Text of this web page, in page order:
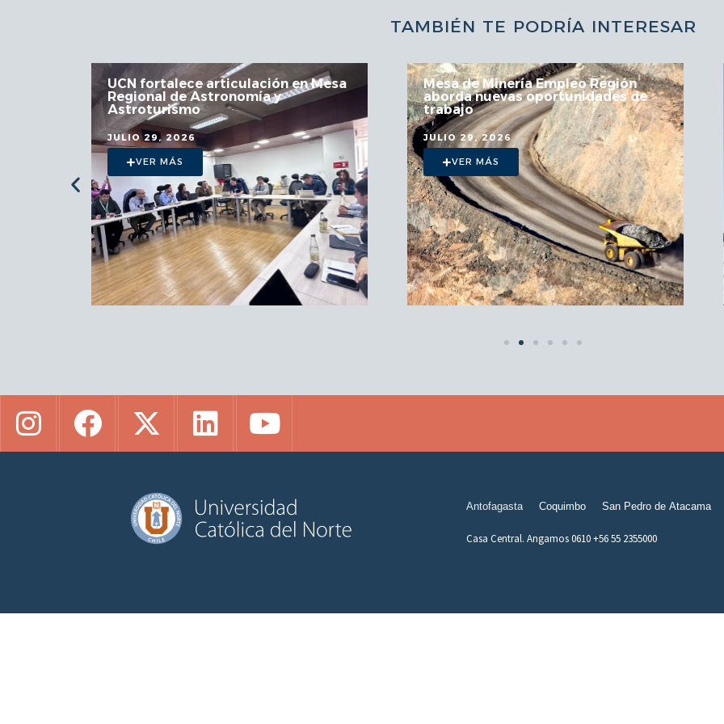
TAMBIÉN TE PODRÍA INTERESAR
UCN fortalece articulación en Mesa
Regional de Astronomía y
Astroturismo
JULIO 29, 2026
VER MÁS
Mesa de Minería Empleo Región
aborda nuevas oportunidades de
trabajo
JULIO 29, 2026
VER MÁS
Antofagasta Coquimbo San Pedro de Atacama
Casa Central. Angamos 0610 +56 55 2355000